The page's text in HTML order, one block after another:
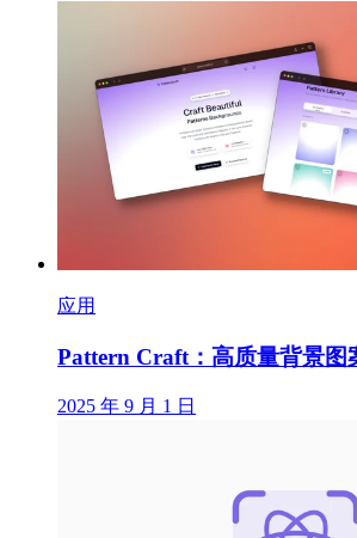
应用
Pattern Craft：高质量背景图
2025 年 9 月 1 日